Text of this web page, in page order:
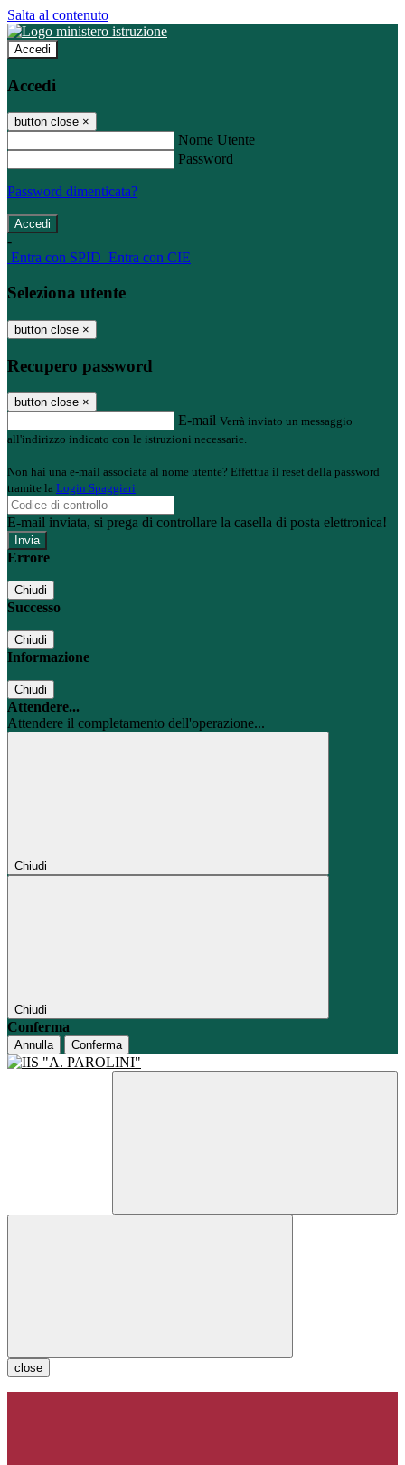
Salta al contenuto
Accedi
Accedi
button close ×
Nome Utente
Password
Password dimenticata?
-
Entra con SPID Entra con CIE
Seleziona utente
button close ×
Recupero password
button close ×
E-mail Verrà inviato un messaggio
all'indirizzo indicato con le istruzioni necessarie.
Non hai una e-mail associata al nome utente? Effettua il reset della password
tramite la Login Spaggiari
E-mail inviata, si prega di controllare la casella di posta elettronica!
Errore
Chiudi
Successo
Chiudi
Informazione
Chiudi
Attendere...
Attendere il completamento dell'operazione...
Chiudi
Chiudi
Conferma
Annulla Conferma
close